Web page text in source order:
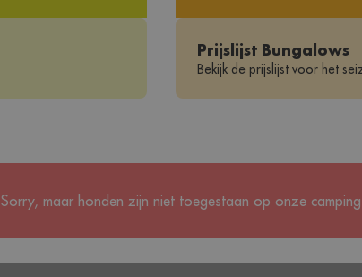
Prijslijst Bungalows
Bekijk de prijslijst voor het
Sorry, maar honden zijn niet toegestaan op onze
GALLERY